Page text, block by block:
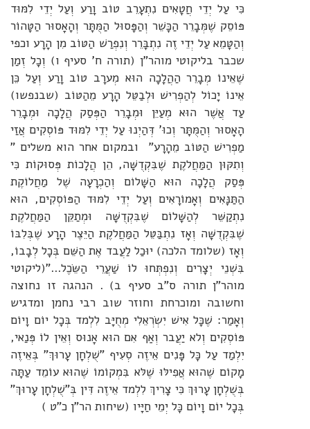
כִּי עַל יְדֵי חֲטָאִים נִתְעָרֵב טוֹב וָרַע וְעַל יְדֵי לִמּוּד
פּוֹסֵק שֶׁמְּבָרֵר הַכָּשֵׁר וְהַפָּסוּל הַמֻּתָּר וְהָאָסוּר הַטָּהוֹר
וְהַטָּמֵא עַל יְדֵי זֶה נִתְבָּרֵר וְנִפְרַשׁ הַטּוֹב מִן הָרָע וכפי
שכבר בליקוטי מוהר"ן (תורה ח' סעיף ו) וְכָל זְמַן
שֶׁאֵינוֹ מְבָרֵר הַהֲלָכָה הוּא מְערָב טוֹב וָרַע וְעַל כֵּן
אֵינוֹ יָכוֹל לְהַפְרִישׁ וּלְבַטֵּל הָרָע מֵהַטּוֹב (שבנפשו)
עַד אֲשֶׁר הוּא מְעַיֵּן וּמְבָרֵר הַפְּסַק הֲלָכָה וּמְבָרֵר
הָאָסוּר וְהַמֻּתָּר וְכוּ' דְּהַיְנוּ עַל יְדֵי לִמּוּד פּוֹסְקִים אֲזַי
מַפְרִישׁ הַטּוֹב מֵהָרָע" ובמקום אחר הוא משלים "
וְתִקּוּן הַמַּחֲלקֶת שֶׁבִּקְדֻשָּׁה, הֵן הֲלָכוֹת פְּסוּקוֹת כִּי
פְּסַק הֲלָכָה הוּא הַשָּׁלוֹם וְהַכְרָעָה שֶׁל מַחֲלוֹקֶת
הַתַּנָּאִים וְאָמוֹרָאִים וְעַל יְדֵי לִמּוּד הַפּוֹסְקִים, הוּא
נִתְקַשֵּׁר לְהַשָּׁלוֹם שֶׁבִּקְדֻשָּׁה וּמְתַקֵּן הַמַּחֲלקֶת
שֶׁבִּקְדֻשָּׁה וְאָז נִתְבַּטֵּל הַמַּחֲלקֶת הַיֵּצֶר הָרָע שֶׁבְּלִבּוֹ
וְאָז (שלומד הלכה) יוּכַל לַעֲבד אֶת הַשֵּׁם בְּכָל לְבָבוֹ,
בִּשְׁנֵי יְצָרִים וְנִפְתְּחוּ לוֹ שַׁעֲרֵי הַשֵּׂכֶל..."(ליקוטי
מוהר"ן תורה ס"ב סעיף ב) . הנהגה זו נחוצה
וחשובה ומוכרחת וחוזר שוב רבי נחמן ומדגיש
וְאָמַר: שֶׁכָּל אִישׁ יִשְׂרְאֵלִי מְחֻיָּב לִלְמד בְּכָל יוֹם וָיוֹם
פּוֹסְקִים וְלא יַעֲבר וְאַף אִם הוּא אָנוּס וְאֵין לוֹ פְּנַאי,
יִלְמַד עַל כָּל פָּנִים אֵיזֶה סְעִיף "שֻׁלְחָן עָרוּךְ" בְּאֵיזֶה
מָקוֹם שֶׁהוּא אֲפִילּוּ שֶׁלּא בִּמְקוֹמוֹ שֶׁהוּא עוֹמֵד עַתָּה
בְּשֻׁלְחָן עָרוּךְ כִּי צָרִיךְ לִלְמד אֵיזֶה דִּין בְּ"שֻׁלְחָן עָרוּךְ"
בְּכָל יוֹם וָיוֹם כָּל יְמֵי חַיָּיו (שיחות הר"ן כ"ט )